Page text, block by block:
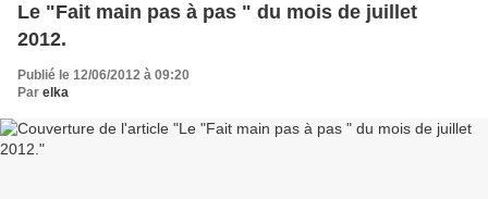
Le "Fait main pas à pas " du mois de juillet
2012.
Publié le 12/06/2012 à 09:20
Par elka